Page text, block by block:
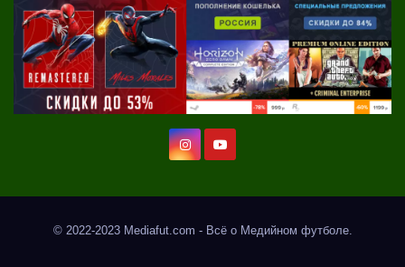
© 2022-2023 Mediafut.com - Всё о Медийном футболе.